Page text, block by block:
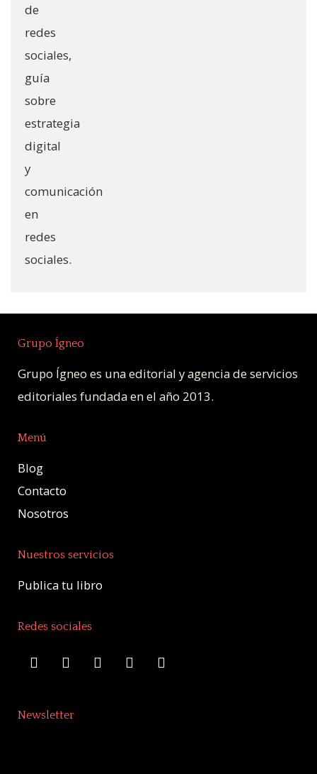
Grupo Ígneo
Grupo Ígneo es una editorial y agencia de servicios
editoriales fundada en el año 2013.
Menú
Blog
Contacto
Nosotros
Nuestros servicios
Publica tu libro
Redes sociales
Newsletter